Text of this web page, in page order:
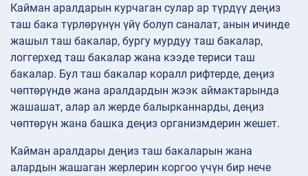
Кайман аралдарын курчаган сулар ар түрдүү деңиз
таш бака түрлөрүнүн үйү болуп саналат, анын ичинде
жашыл таш бакалар, бургу мурдуу таш бакалар,
логгерхед таш бакалар жана кээде териси таш
бакалар. Бул таш бакалар коралл рифтерде, деңиз
чөптөрүндө жана аралдардын жээк аймактарында
жашашат, алар ал жерде балырканнарды, деңиз
чөптөрүн жана башка деңиз организмдерин жешет.
Кайман аралдары деңиз таш бакаларын жана
алардын жашаган жерлерин коргоо үчүн бир нече